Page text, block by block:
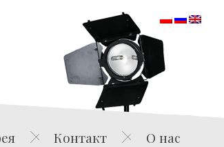
Film Agencja Aktorska
Контакт О нас